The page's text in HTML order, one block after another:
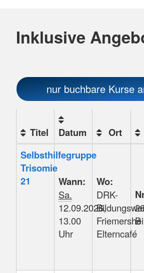
Inklusive
nur buchbare Kurse
Kursübersicht.
Tabellenüberschriften
können
Titel Datum Ort
Selbsthilfegruppe
Trisomie
21
Wann:
Sa.
12.09.2026,
13.00
Uhr
Wo:
DRK-
Elterncafé
B